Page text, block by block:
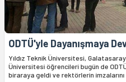
ODTÜ'yle Dayanışmaya
Yıldız Teknik Üniversitesi,
Üniversitesi öğrencileri bugün de
biraraya geldi ve rektörlerin